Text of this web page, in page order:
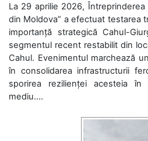
La 29 aprilie 2026, Întreprinderea
din Moldova” a efectuat testarea
importanță strategică Cahul-
segmentul recent restabilit din
Cahul. Evenimentul marchează
în consolidarea infrastructurii
sporirea rezilienței acesteia în
mediu....